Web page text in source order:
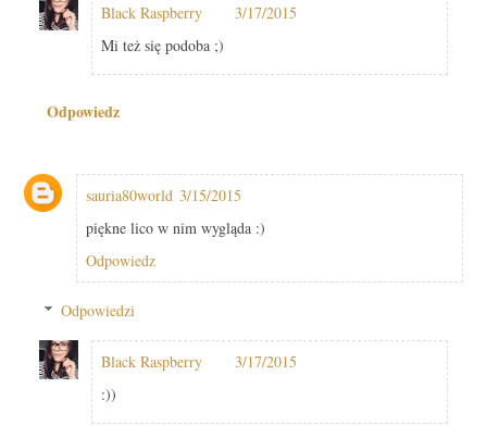
Black Raspberry
3/17/2015
Mi też się podoba ;)
Odpowiedz
sauria80world 3/15/2015
piękne lico w nim wygląda :)
Odpowiedz
Odpowiedzi
Black Raspberry
3/17/2015
:))